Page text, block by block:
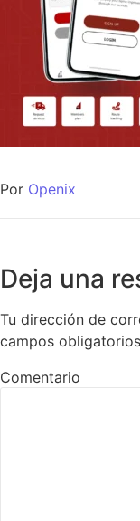
Por Openix
Deja una
Tu dirección de
campos
Comentario